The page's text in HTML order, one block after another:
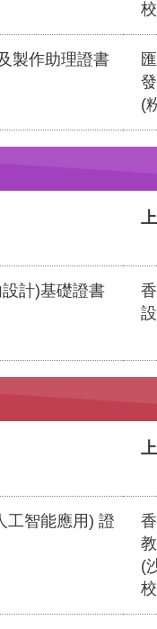
製作助理證書
(
計)基礎證書
工智能應用) 證
(